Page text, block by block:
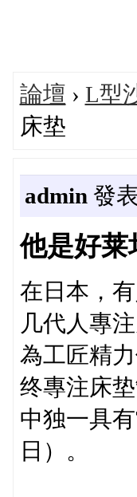
論壇 › L型
床垫
admin 發
他是好莱
在日本，
几代人專
為工匠精
终專注床
中独一具
日）。